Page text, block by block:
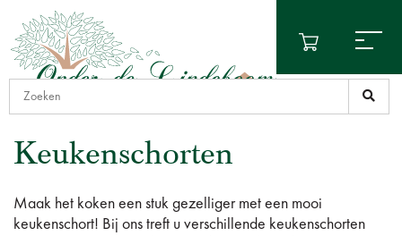
Keukenschorten
Maak het koken een stuk gezelliger met een mooi
keukenschort! Bij ons treft u verschillende keukenschorten